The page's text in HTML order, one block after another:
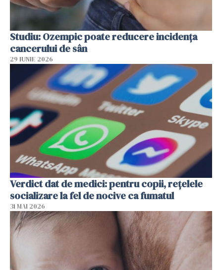
Studiu: Ozempic poate reducere incidența
cancerului de sân
29 IUNIE 2026
Verdict dat de medici: pentru copii, rețelele
socializare la fel de nocive ca fumatul
31 MAI 2026